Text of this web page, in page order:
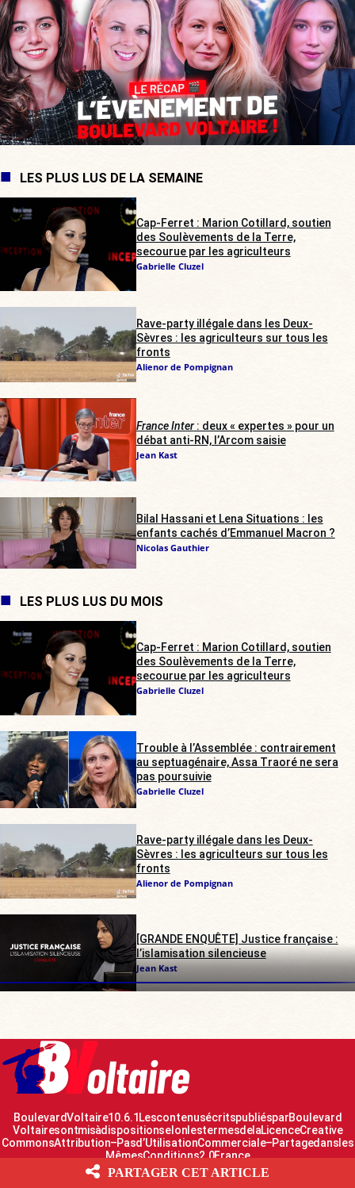
LES PLUS LUS DE LA SEMAINE
Cap-Ferret : Marion Cotillard, soutien
des Soulèvements de la Terre,
secourue par les agriculteurs
Gabrielle Cluzel
Rave-party illégale dans les Deux-
Sèvres : les agriculteurs sur tous les
fronts
Alienor de Pompignan
France Inter: deux « expertes » pour un
débat anti-RN, l’Arcom saisie
Jean Kast
Bilal Hassani et Lena Situations : les
enfants cachés d’Emmanuel Macron ?
Nicolas Gauthier
LES PLUS LUS DU MOIS
Cap-Ferret : Marion Cotillard, soutien
des Soulèvements de la Terre,
secourue par les agriculteurs
Gabrielle Cluzel
Trouble à l’Assemblée : contrairement
au septuagénaire, Assa Traoré ne sera
pas poursuivie
Gabrielle Cluzel
Rave-party illégale dans les Deux-
Sèvres : les agriculteurs sur tous les
fronts
Alienor de Pompignan
[GRANDE ENQUÊTE] Justice française :
l’islamisation silencieuse
Jean Kast
Boulevard Voltaire 10.6.1 Les contenus écrits publiés par Boulevard
Voltaire sont mis à disposition selon les termes de la Licence Creative
Commons Attribution – Pas d’Utilisation Commerciale – Partage dans les
Mêmes Conditions 2.0 France
PARTAGER CET ARTICLE